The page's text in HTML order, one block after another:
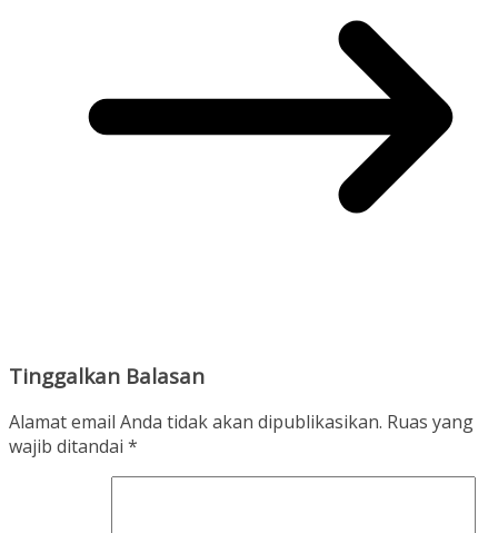
Tinggalkan Balasan
Alamat email Anda tidak akan dipublikasikan. Ruas yang
wajib ditandai *